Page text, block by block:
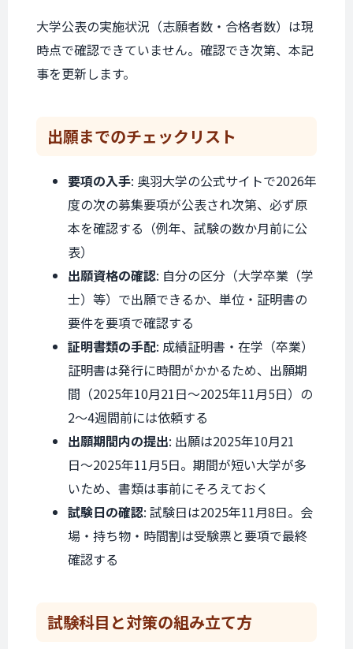
大学公表の実施状況（志願者数・合格者数）は現
時点で確認できていません。確認でき次第、本記
事を更新します。
出願までのチェックリスト
要項の入手: 奥羽大学の公式サイトで2026年
度の次の募集要項が公表され次第、必ず原
本を確認する（例年、試験の数か月前に公
表）
出願資格の確認: 自分の区分（大学卒業（学
士）等）で出願できるか、単位・証明書の
要件を要項で確認する
証明書類の手配: 成績証明書・在学（卒業）
証明書は発行に時間がかかるため、出願期
間（2025年10月21日〜2025年11月5日）の
2〜4週間前には依頼する
出願期間内の提出: 出願は2025年10月21
日〜2025年11月5日。期間が短い大学が多
いため、書類は事前にそろえておく
試験日の確認: 試験日は2025年11月8日。会
場・持ち物・時間割は受験票と要項で最終
確認する
試験科目と対策の組み立て方